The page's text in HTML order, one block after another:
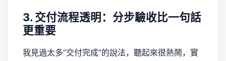
3. 交付流程透明：分步驗收比一句話
更重要
我見過太多“交付完成”的說法，聽起來很熱鬧，實